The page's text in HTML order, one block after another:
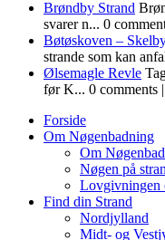
Brøndby Strand
svarer n... 0
Bøtøskoven –
strande som kan
Ølsemagle Revle
før K... 0 comments |
Forside
Om Nøgenbadning
Om
Nøgen på
Lovgivningen
Find din Strand
Nordjylland
Midt- og